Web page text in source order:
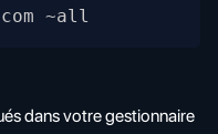
~all
dans votre gestionnaire